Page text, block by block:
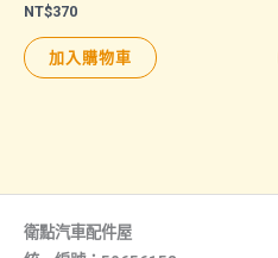
NT$370
加入購物車
衛點汽車配件屋